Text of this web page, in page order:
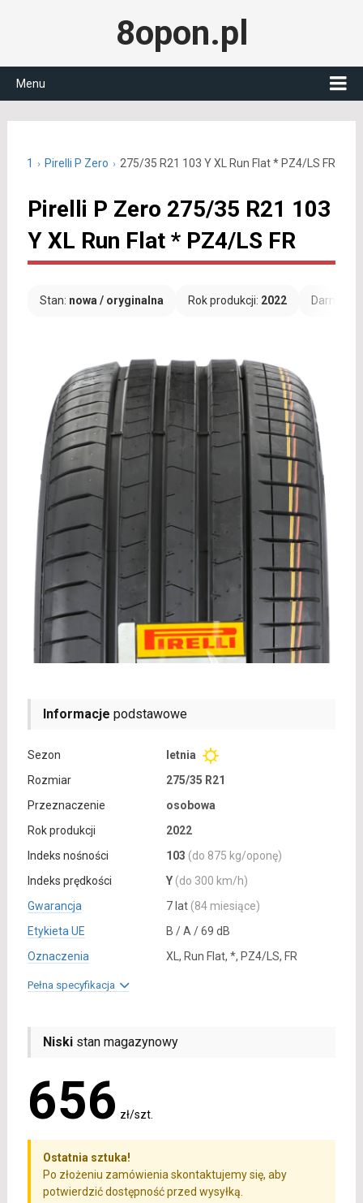
8opon.pl
Menu
R21 Pirelli P Zero 275/35 R21 103 Y XL Run Flat * PZ4/LS FR
Pirelli P Zero 275/35 R21 103
Y XL Run Flat * PZ4/LS FR
Stan: nowa / oryginalna Rok produkcji: 2022
Informacje podstawowe
Sezon
letnia
Rozmiar
275/35 R21
Przeznaczenie
osobowa
Rok produkcji
2022
Indeks nośności
103 (do 875 kg/oponę)
Indeks prędkości
Y (do 300 km/h)
Gwarancja
7 lat (84 miesiące)
Etykieta UE
B / A / 69 dB
Oznaczenia
XL, Run Flat, *, PZ4/LS, FR
Pełna specyfikacja
Niskistan magazynowy
656 zł/szt.
Ostatnia sztuka!
Po złożeniu zamówienia skontaktujemy się, aby
potwierdzić dostępność przed wysyłką.